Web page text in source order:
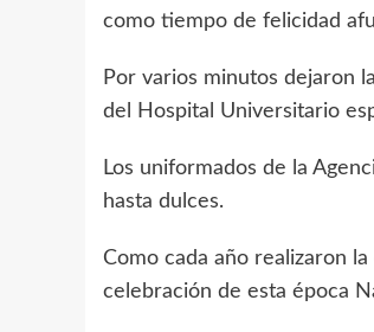
como tiempo de felicidad
Por varios minutos dejaron
del Hospital Universitario
Los uniformados de la
hasta dulces.
Como cada año realizaron
celebración de esta época